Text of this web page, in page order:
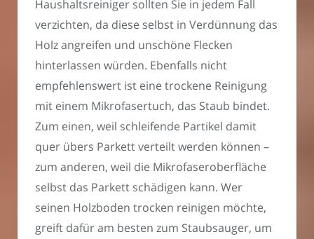
Haushaltsreiniger sollten Sie in jedem Fall
verzichten, da diese selbst in Verdünnung das
Holz angreifen und unschöne Flecken
hinterlassen würden. Ebenfalls nicht
empfehlenswert ist eine trockene Reinigung
mit einem Mikrofasertuch, das Staub bindet.
Zum einen, weil schleifende Partikel damit
quer übers Parkett verteilt werden können –
zum anderen, weil die Mikrofaseroberfläche
selbst das Parkett schädigen kann. Wer
seinen Holzboden trocken reinigen möchte,
greift dafür am besten zum Staubsauger, um